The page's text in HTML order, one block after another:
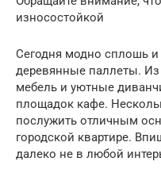
износостойкой
Сегодня модно сплошь
деревянные паллеты.
мебель и уютные
площадок кафе.
послужить отличным
городской квартире.
далеко не в любой